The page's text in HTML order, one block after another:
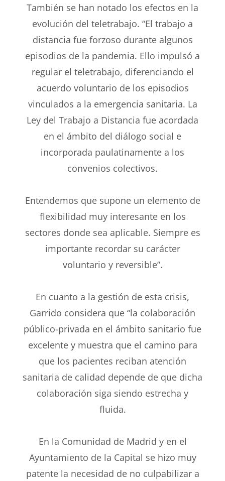
También se han notado los efectos en la
evolución del teletrabajo. “El trabajo a
distancia fue forzoso durante algunos
episodios de la pandemia. Ello impulsó a
regular el teletrabajo, diferenciando el
acuerdo voluntario de los episodios
vinculados a la emergencia sanitaria. La
Ley del Trabajo a Distancia fue acordada
en el ámbito del diálogo social e
incorporada paulatinamente a los
convenios colectivos.
Entendemos que supone un elemento de
flexibilidad muy interesante en los
sectores donde sea aplicable. Siempre es
importante recordar su carácter
voluntario y reversible”.
En cuanto a la gestión de esta crisis,
Garrido considera que “la colaboración
público-privada en el ámbito sanitario fue
excelente y muestra que el camino para
que los pacientes reciban atención
sanitaria de calidad depende de que dicha
colaboración siga siendo estrecha y
fluida.
En la Comunidad de Madrid y en el
Ayuntamiento de la Capital se hizo muy
patente la necesidad de no culpabilizar a